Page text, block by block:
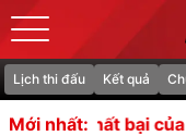
Lịch thi đấu Kết quả
Mới nhất: Hơn 6000